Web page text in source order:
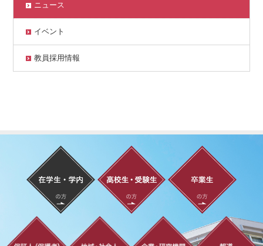
ニュース
イベント
教員採用情報